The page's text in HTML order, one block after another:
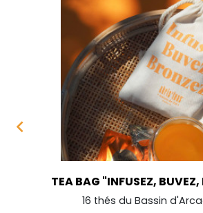

TEA BAG "INFUSEZ, BUVEZ,
16 thés du Bassin